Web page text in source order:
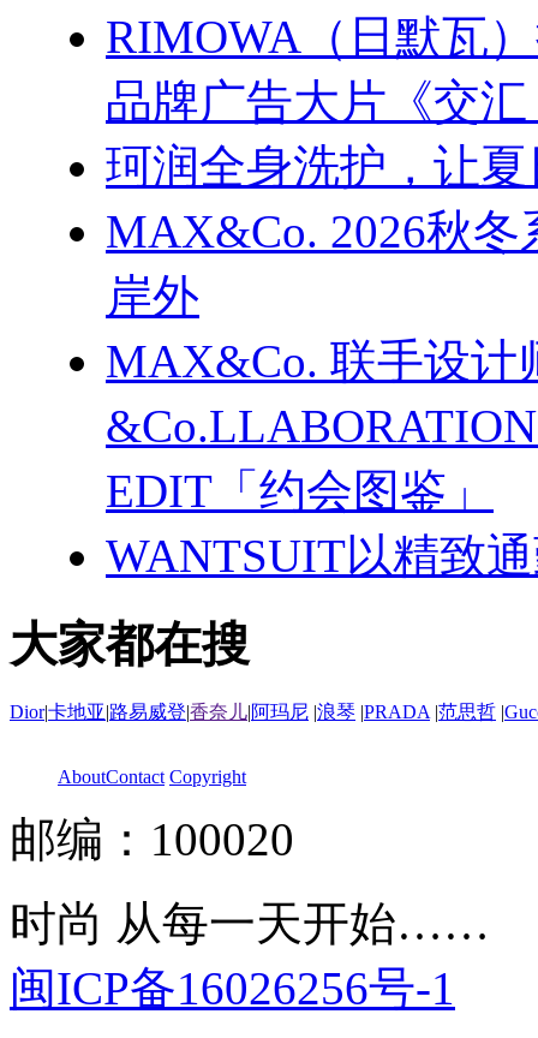
RIMOWA（日默瓦
品牌广告大片《交
珂润全身洗护，让
MAX&Co. 2026秋
岸外
MAX&Co. 联手设计
EDIT「约会图鉴」
WANTSUIT以精致
大家都在搜
Dior|卡地亚|路易威登|香奈儿|阿玛尼 |浪琴 |PRADA |范思哲 |
AboutContact Copyright
邮编：100020
时尚 从每一天开始……
闽ICP备16026256号-1